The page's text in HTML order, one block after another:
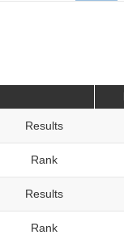
Results
Rank
Results
Rank